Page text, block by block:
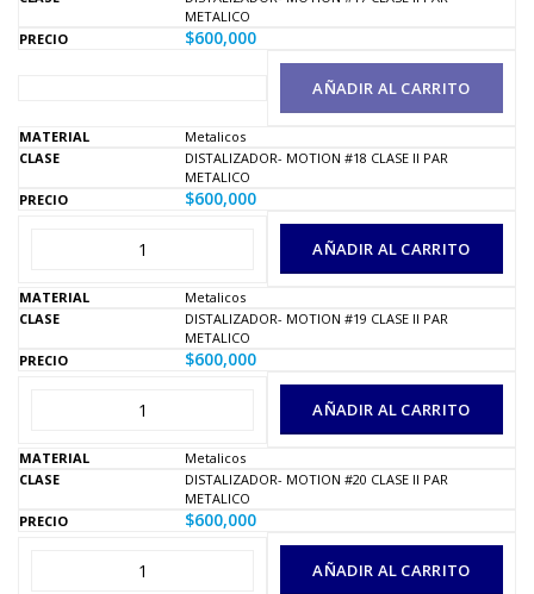
METALICO
$600,000
AÑADIR AL CARRITO
Metalicos
DISTALIZADOR- MOTION #18 CLASE II PAR
METALICO
$600,000
AÑADIR AL CARRITO
Metalicos
DISTALIZADOR- MOTION #19 CLASE II PAR
METALICO
$600,000
AÑADIR AL CARRITO
Metalicos
DISTALIZADOR- MOTION #20 CLASE II PAR
METALICO
$600,000
AÑADIR AL CARRITO